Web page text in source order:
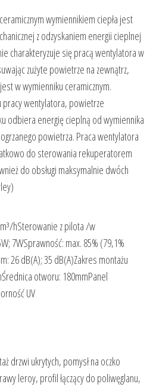
wymiennikiem ciepła jest
z odzyskaniem energii cieplnej
charakteryzuje się pracą wentylatora w
zużyte powietrze na zewnątrz,
w wymienniku ceramicznym.
wentylatora, powietrze
odbiera energię cieplną od wymiennika
powietrza. Praca wentylatora
do sterowania rekuperatorem
do obsługi maksymalnie dwóch
hSterowanie z pilota /w
7WSprawność: max. 85% (79,1%
26 dB(A); 35 dB(A)Zakres montażu
otworu: 180mmPanel
UV
drzwi ukrytych, pomysł na oczko
leroy, profil łączący do poliwęglanu,